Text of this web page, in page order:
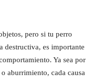
pero si tu perro
destructiva, es importante
Ya sea por
aburrimiento, cada causa